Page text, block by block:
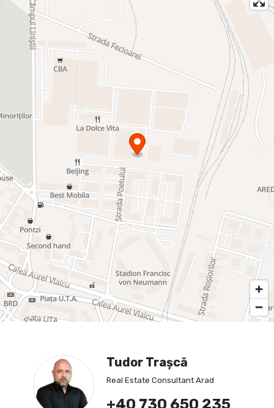
Tudor Trașcă
Real Estate Consultant Arad
+40 730 650 235